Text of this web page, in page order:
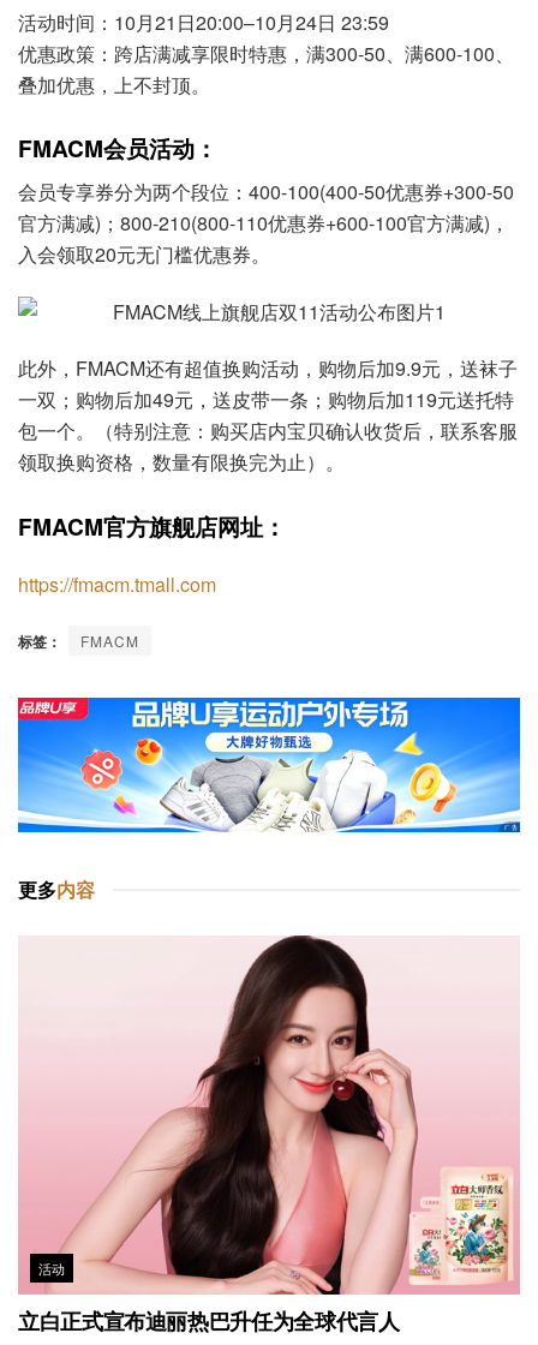
活动时间：10月21日20:00–10月24日 23:59
优惠政策：跨店满减享限时特惠，满300-50、满600-100、
叠加优惠，上不封顶。
FMACM会员活动：
会员专享券分为两个段位：400-100(400-50优惠券+300-50
官方满减)；800-210(800-110优惠券+600-100官方满减)，
入会领取20元无门槛优惠券。
此外，FMACM还有超值换购活动，购物后加9.9元，送袜子
一双；购物后加49元，送皮带一条；购物后加119元送托特
包一个。（特别注意：购买店内宝贝确认收货后，联系客服
领取换购资格，数量有限换完为止）。
FMACM官方旗舰店网址：
https://fmacm.tmall.com
标签： FMACM
更多内容
活动
立白正式宣布迪丽热巴升任为全球代言人